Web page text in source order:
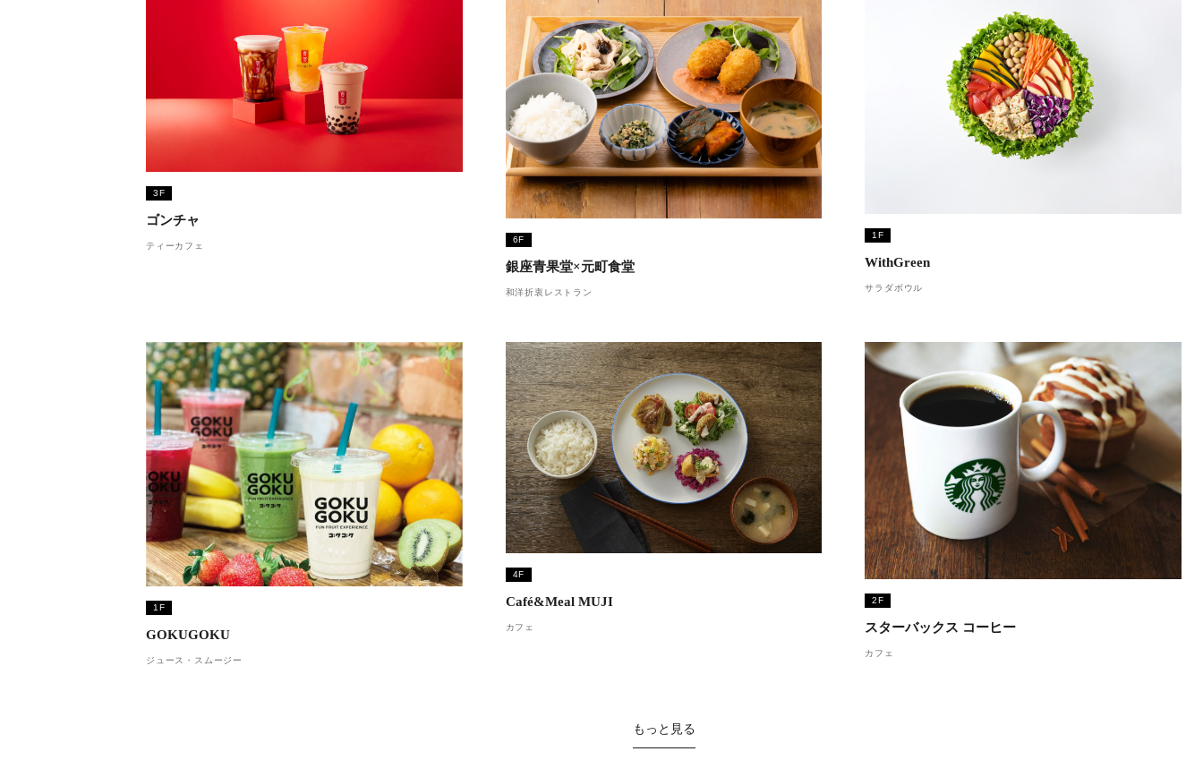
3F
ゴンチャ
ティーカフェ
6F
銀座青果堂×元町食堂
和洋折衷レストラン
1F
WithGreen
サラダボウル
1F
GOKUGOKU
ジュース・スムージー
4F
Café&Meal MUJI
カフェ
2F
スターバックス コーヒー
カフェ
もっと見る